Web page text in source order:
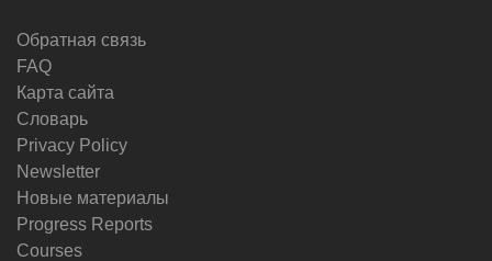
Обратная связь
FAQ
Карта сайта
Словарь
Privacy Policy
Newsletter
Новые материалы
Progress Reports
Courses